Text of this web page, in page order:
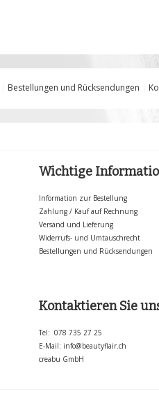
Bestellungen und Rücksendungen
Wichtige
Information zur Bestellung
Zahlung / Kauf auf Rechnung
Versand und Lieferung
Widerrufs- und Umtauschrecht
Bestellungen und Rücksendungen
Kontaktieren Sie
Tel: 078 735 27 25
E-Mail: info@beautyflair.ch
creabu GmbH